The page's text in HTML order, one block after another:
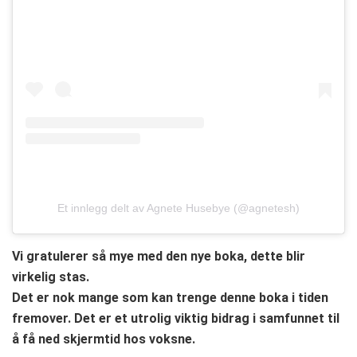
Et innlegg delt av Agnete Husebye (@agnetesh)
Vi gratulerer så mye med den nye boka, dette blir
virkelig stas.
Det er nok mange som kan trenge denne boka i tiden
fremover. Det er et utrolig viktig bidrag i samfunnet til
å få ned skjermtid hos voksne.